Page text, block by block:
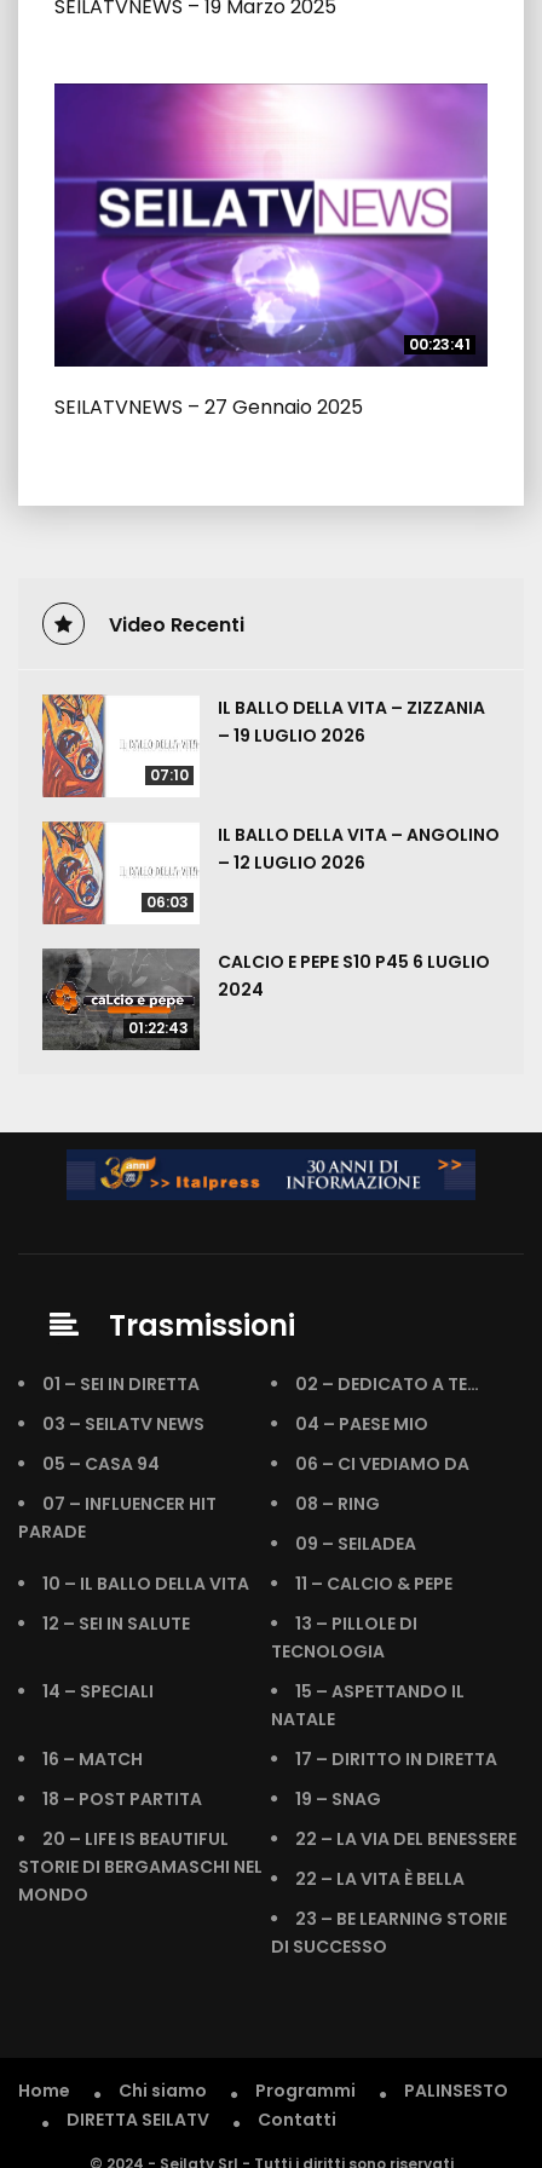
SEILATVNEWS – 19 Marzo 2025
00:23:41
00:23:41
SEILATVNEWS – 27 Gennaio 2025
Video Recenti
07:10
IL BALLO DELLA VITA – ZIZZANIA
– 19 LUGLIO 2026
06:03
IL BALLO DELLA VITA – ANGOLINO
– 12 LUGLIO 2026
01:22:43
CALCIO E PEPE S10 P45 6 LUGLIO
2024
Trasmissioni
01 – SEI IN DIRETTA
02 – DEDICATO A TE…
03 – SEILATV NEWS
04 – PAESE MIO
05 – CASA 94
06 – CI VEDIAMO DA
07 – INFLUENCER HIT
PARADE
08 – RING
09 – SEILADEA
10 – IL BALLO DELLA VITA
11 – CALCIO & PEPE
12 – SEI IN SALUTE
13 – PILLOLE DI
TECNOLOGIA
14 – SPECIALI
15 – ASPETTANDO IL
NATALE
16 – MATCH
17 – DIRITTO IN DIRETTA
18 – POST PARTITA
19 – SNAG
20 – LIFE IS BEAUTIFUL
STORIE DI BERGAMASCHI NEL
MONDO
22 – LA VIA DEL BENESSERE
22 – LA VITA È BELLA
23 – BE LEARNING STORIE
DI SUCCESSO
Home Chi siamo Programmi
PALINSESTO
DIRETTA SEILATV
Contatti